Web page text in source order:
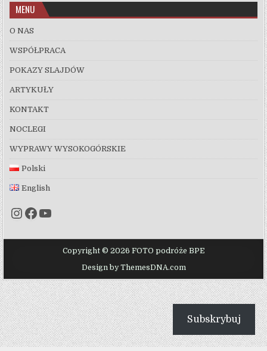
MENU
O NAS
WSPÓŁPRACA
POKAZY SLAJDÓW
ARTYKUŁY
KONTAKT
NOCLEGI
WYPRAWY WYSOKOGÓRSKIE
Polski
English
Instagram
Facebook
YouTube
Copyright © 2026 FOTO podróże BPE
Design by ThemesDNA.com
Subskrybuj